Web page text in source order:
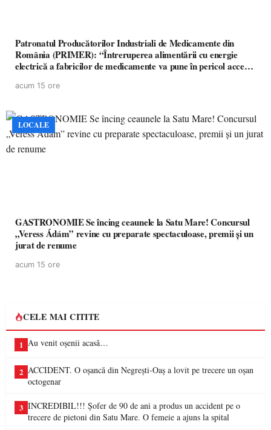
Patronatul Producătorilor Industriali de Medicamente din
România (PRIMER): “Întreruperea alimentării cu energie
electrică a fabricilor de medicamente va pune în pericol accesul
acum 15 ore
LOCALE
GASTRONOMIE Se încing ceaunele la Satu Mare! Concursul
„Veress Ádám” revine cu preparate spectaculoase, premii și un
jurat de renume
acum 15 ore
CELE MAI CITITE
1 Au venit oșenii acasă…
2 ACCIDENT. O oșancă din Negrești-Oaș a lovit pe trecere un oșan
octogenar
3 INCREDIBIL!!! Șofer de 90 de ani a produs un accident pe o
trecere de pietoni din Satu Mare. O femeie a ajuns la spital